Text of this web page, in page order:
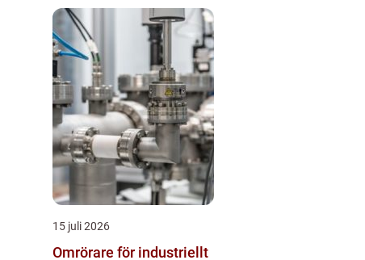
15 juli 2026
Omrörare för industriellt